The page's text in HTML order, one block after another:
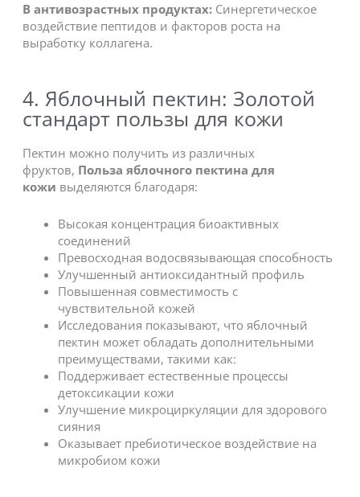
В антивозрастных продуктах:Синергетическое
воздействие пептидов и факторов роста на
выработку коллагена.
4. Яблочный пектин: Золотой
стандарт пользы для кожи
Пектин можно получить из различных
фруктов, Польза яблочного пектина для
кожи выделяются благодаря:
Высокая концентрация биоактивных
соединений
Превосходная водосвязывающая способность
Улучшенный антиоксидантный профиль
Повышенная совместимость с
чувствительной кожей
Исследования показывают, что яблочный
пектин может обладать дополнительными
преимуществами, такими как:
Поддерживает естественные процессы
детоксикации кожи
Улучшение микроциркуляции для здорового
сияния
Оказывает пребиотическое воздействие на
микробиом кожи